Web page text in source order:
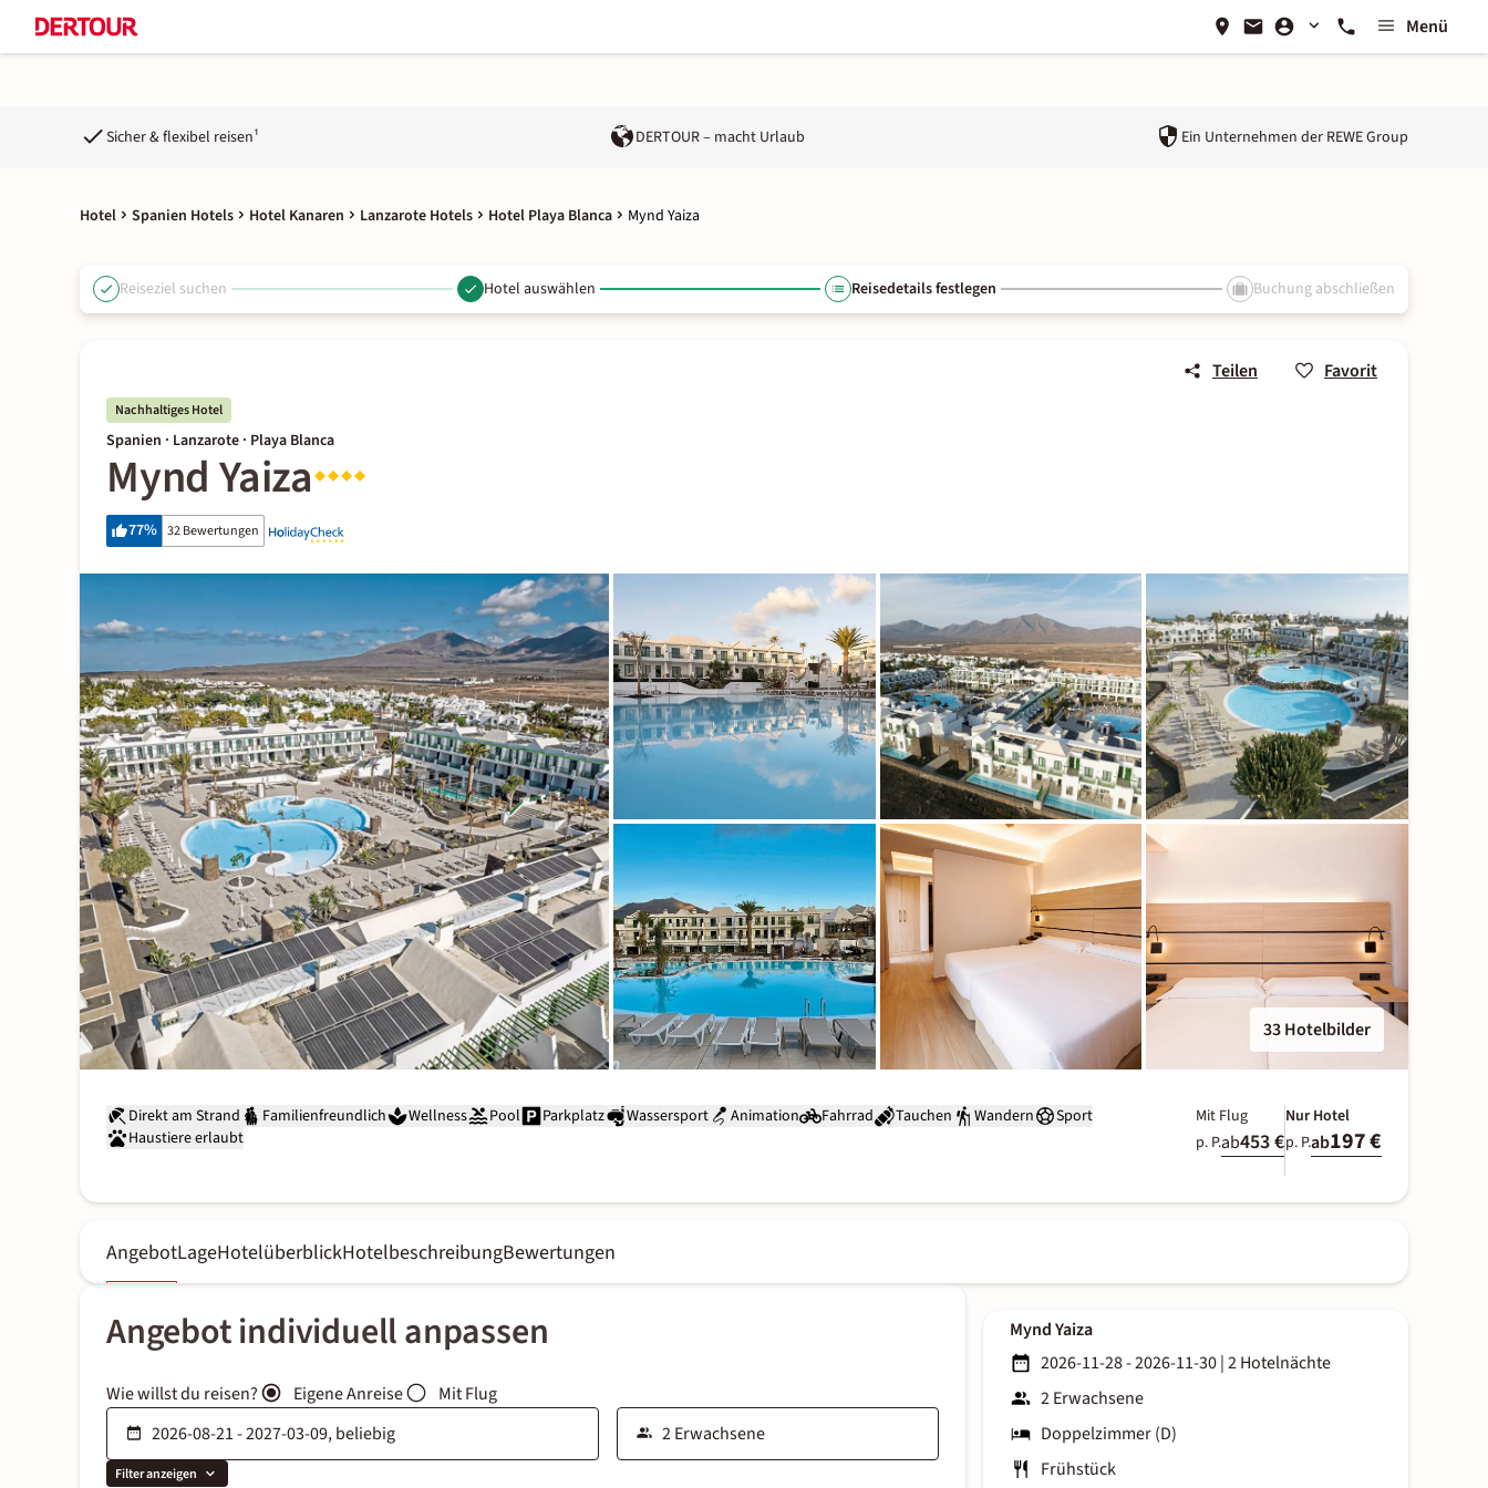
Menü
Sicher & flexibel reisen¹ DERTOUR – macht Urlaub Ein Unternehmen der REWE Group
Hotel Spanien Hotels Hotel Kanaren Lanzarote Hotels Hotel Playa Blanca Mynd Yaiza
Reiseziel suchen Hotel auswählen Reisedetails festlegen Buchung abschließen
Teilen Favorit
Nachhaltiges Hotel
Spanien · Lanzarote · Playa Blanca
Mynd Yaiza
77% 32 Bewertungen
33 Hotelbilder
Direkt am Strand Familienfreundlich Wellness Pool Parkplatz Wassersport Animation Fahrrad Tauchen Wandern
Sport
Haustiere erlaubt
Mit Flug
p. P.ab453 €
Nur Hotel
p. P.ab197 €
AngebotLageHotelüberblickHotelbeschreibungBewertungen
Angebot individuell anpassen
Wie willst du reisen? Eigene Anreise Mit Flug
Filter anzeigen
Mynd Yaiza
2026-11-28 - 2026-11-30|2 Hotelnächte
2 Erwachsene
Doppelzimmer (D)
Frühstück